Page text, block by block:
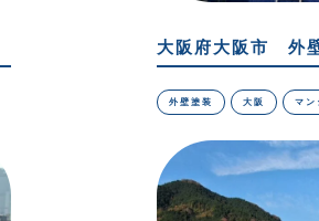
大阪府大阪市 外
外壁塗装 大阪 マン